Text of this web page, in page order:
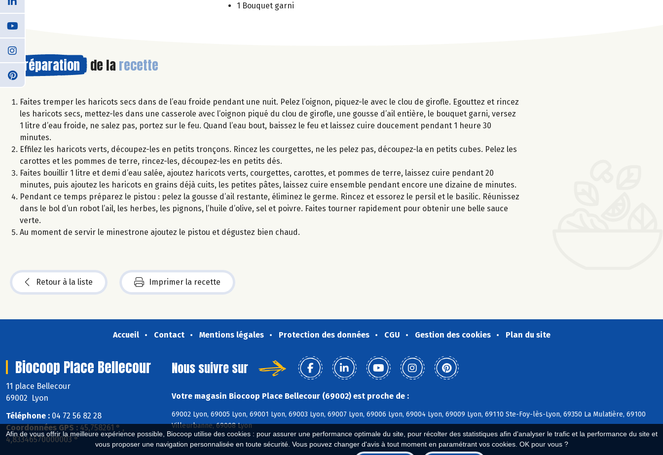
Afin de vous offrir la meilleure expérience possible, Biocoop utilise des cookies : pour assurer une performance optimale du site, pour récolter des statistiques afin d'analyser le trafic et la performance du site et
vous proposer une navigation personnalisée en toute sécurité. Vous pouvez changer d'avis à tout moment en paramétrant vos cookies. OK pour vous ?
1 Bouquet garni
Préparation de la recette
Faites tremper les haricots secs dans de l’eau froide pendant une nuit. Pelez l’oignon, piquez-le avec le clou de girofle. Egouttez et rincez
les haricots secs, mettez-les dans une casserole avec l’oignon piqué du clou de girofle, une gousse d’ail entière, le bouquet garni, versez
1 litre d’eau froide, ne salez pas, portez sur le feu. Quand l’eau bout, baissez le feu et laissez cuire doucement pendant 1 heure 30
minutes.
Effilez les haricots verts, découpez-les en petits tronçons. Rincez les courgettes, ne les pelez pas, découpez-la en petits cubes. Pelez les
carottes et les pommes de terre, rincez-les, découpez-les en petits dés.
Faites bouillir 1 litre et demi d’eau salée, ajoutez haricots verts, courgettes, carottes, et pommes de terre, laissez cuire pendant 20
minutes, puis ajoutez les haricots en grains déjà cuits, les petites pâtes, laissez cuire ensemble pendant encore une dizaine de minutes.
Pendant ce temps préparez le pistou : pelez la gousse d’ail restante, éliminez le germe. Rincez et essorez le persil et le basilic. Réunissez
dans le bol d’un robot l’ail, les herbes, les pignons, l’huile d’olive, sel et poivre. Faites tourner rapidement pour obtenir une belle sauce
verte.
Au moment de servir le minestrone ajoutez le pistou et dégustez bien chaud.
Retour à la liste Imprimer la recette
Accueil Contact Mentions légales Protection des données CGU Gestion des cookies Plan du site
Biocoop Place Bellecour
11 place Bellecour
69002 Lyon
Téléphone : 04 72 56 82 28
Coordonnées GPS : 45,758261 ° ,
4,83346570000003 °
Nous suivre sur
Votre magasin Biocoop Place Bellecour (69002) est proche de :
69002 Lyon, 69005 Lyon, 69001 Lyon, 69003 Lyon, 69007 Lyon, 69006 Lyon, 69004 Lyon, 69009 Lyon, 69110 Ste-Foy-lès-Lyon, 69350 La Mulatière, 69100
Villeurbanne, 69008 Lyon